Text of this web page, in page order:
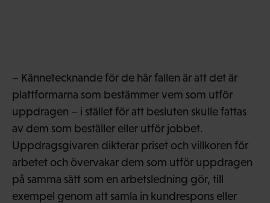
– Kännetecknande för de här fallen är att det är
plattformarna som bestämmer vem som utför
uppdragen – i stället för att besluten skulle fattas
av dem som beställer eller utför jobbet.
Uppdragsgivaren dikterar priset och villkoren för
arbetet och övervakar dem som utför uppdragen
på samma sätt som en arbetsledning gör, till
exempel genom att samla in kundrespons eller